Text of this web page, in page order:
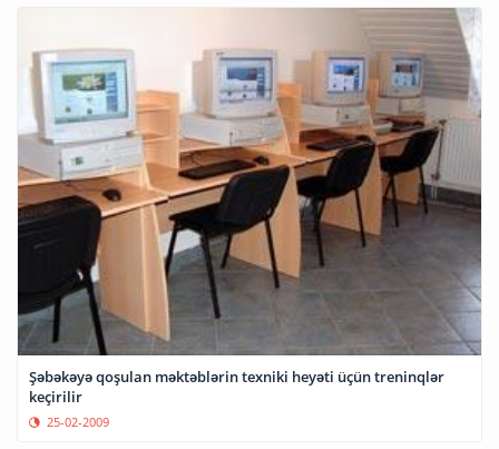
Şəbəkəyə qoşulan məktəblərin texniki heyəti üçün treninqlər
keçirilir
25-02-2009